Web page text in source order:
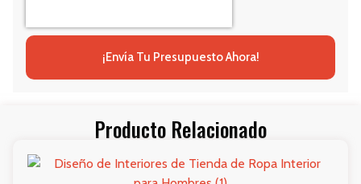
¡Envía Tu Presupuesto Ahora!
Producto Relacionado